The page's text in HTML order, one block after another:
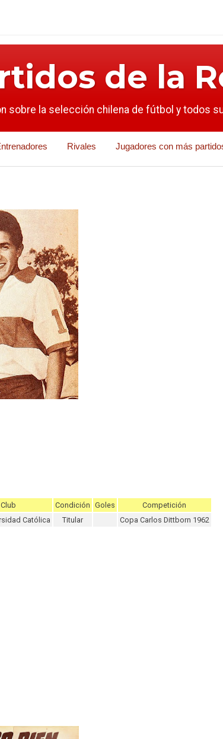
de la
sobre la selección chilena de fútbol y todos
Rivales Jugadores con más
Club Condición Goles
Competición
Católica Titular Copa Carlos Dittborn 1962